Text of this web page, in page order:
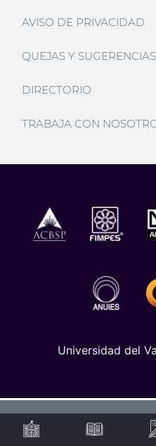
AVISO DE PRIVACIDAD
QUEJAS Y SUGERENCIAS
DIRECTORIO
TRABAJA CON
Universidad del